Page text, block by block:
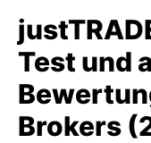
Test und
Brokers